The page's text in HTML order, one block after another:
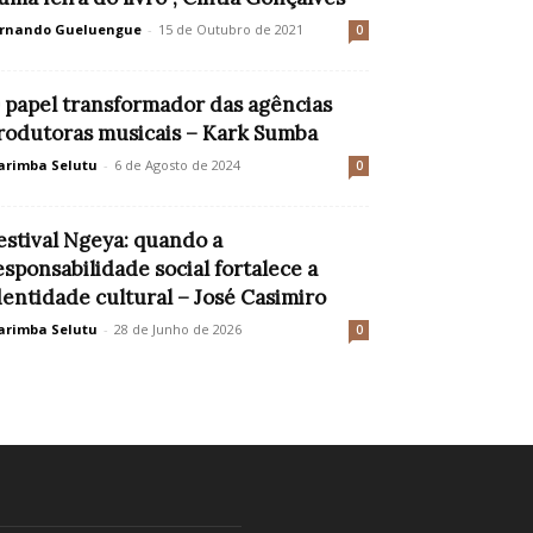
Gueluengue - 15 de Outubro de 2021 0
papel transformador das agências
musicais – Kark Sumba
Selutu - 6 de Agosto de 2024 0
Ngeya: quando a
social fortalece a
cultural – José Casimiro
Selutu - 28 de Junho de 2026 0